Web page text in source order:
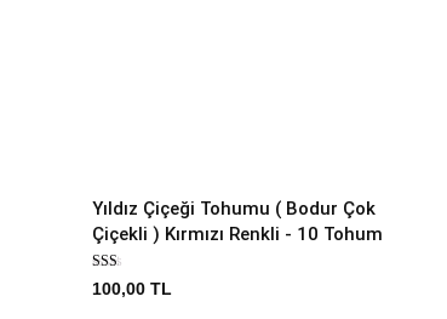
Yıldız Çiçeği Tohumu ( Bodur Çok
Çiçekli ) Kırmızı Renkli - 10 Tohum
100,00 TL